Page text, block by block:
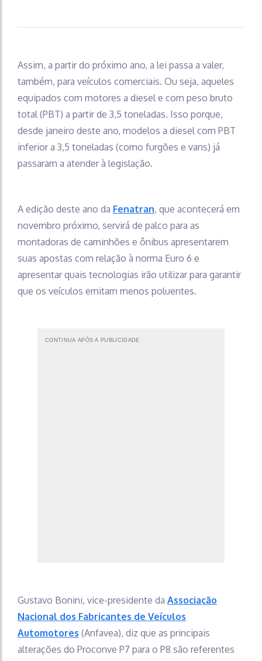
Assim, a partir do próximo ano, a lei passa a valer,
também, para veículos comerciais. Ou seja, aqueles
equipados com motores a diesel e com peso bruto
total (PBT) a partir de 3,5 toneladas. Isso porque,
desde janeiro deste ano, modelos a diesel com PBT
inferior a 3,5 toneladas (como furgões e vans) já
passaram a atender à legislação.
A edição deste ano da Fenatran, que acontecerá em
novembro próximo, servirá de palco para as
montadoras de caminhões e ônibus apresentarem
suas apostas com relação à norma Euro 6 e
apresentar quais tecnologias irão utilizar para garantir
que os veículos emitam menos poluentes.
CONTINUA APÓS A PUBLICIDADE
Gustavo Bonini, vice-presidente da Associação
Nacional dos Fabricantes de Veículos
Automotores (Anfavea), diz que as principais
alterações do Proconve P7 para o P8 são referentes